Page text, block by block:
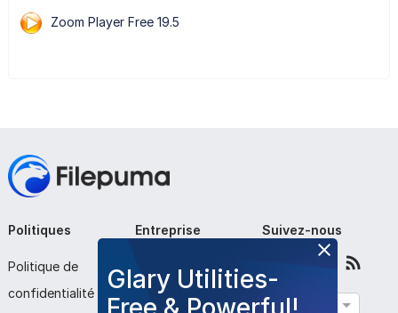
Zoom Player Free 19.5
Glary Utilities-
Politiques
Politique de
confidentialité
Entreprise
À propos de nous
Contactez-nous
Suivez-nous
Français